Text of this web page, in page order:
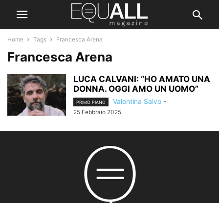
Home Tags Francesca Arena
Francesca Arena
LUCA CALVANI: “HO AMATO UNA
DONNA. OGGI AMO UN UOMO”
PRIMO PIANO Valentina Salvo -
25 Febbraio 2025